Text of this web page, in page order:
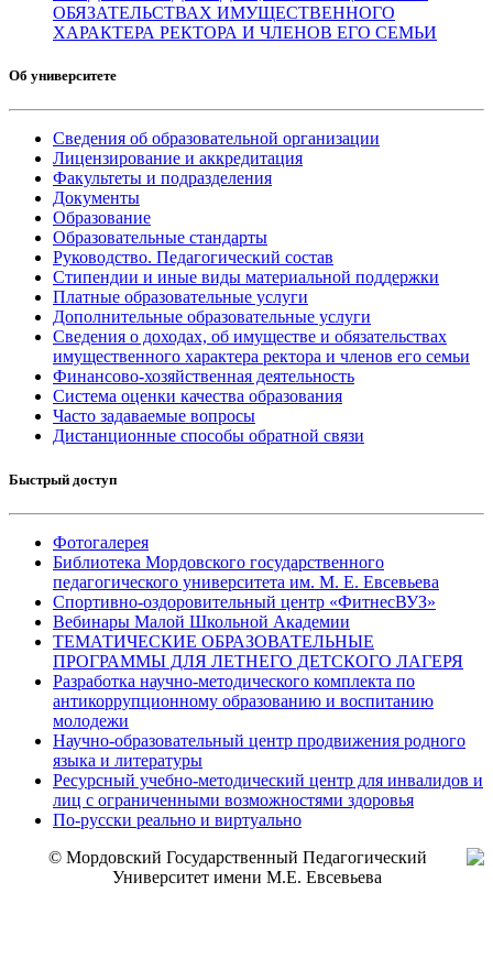
ОБЯЗАТЕЛЬСТВАХ ИМУЩЕСТВЕННОГО
ХАРАКТЕРА РЕКТОРА И ЧЛЕНОВ ЕГО СЕМЬИ
Об университете
Сведения об образовательной организации
Лицензирование и аккредитация
Факультеты и подразделения
Документы
Образование
Образовательные стандарты
Руководство. Педагогический состав
Стипендии и иные виды материальной поддержки
Платные образовательные услуги
Дополнительные образовательные услуги
Сведения о доходах, об имуществе и обязательствах
имущественного характера ректора и членов его семьи
Финансово-хозяйственная деятельность
Система оценки качества образования
Часто задаваемые вопросы
Дистанционные способы обратной связи
Быстрый доступ
Фотогалерея
Библиотека Мордовского государственного
педагогического университета им. М. Е. Евсевьева
Спортивно-оздоровительный центр «ФитнесВУЗ»
Вебинары Малой Школьной Академии
ТЕМАТИЧЕСКИЕ ОБРАЗОВАТЕЛЬНЫЕ
ПРОГРАММЫ ДЛЯ ЛЕТНЕГО ДЕТСКОГО ЛАГЕРЯ
Разработка научно-методического комплекта по
антикоррупционному образованию и воспитанию
молодежи
Научно-образовательный центр продвижения родного
языка и литературы
Ресурсный учебно-методический центр для инвалидов и
лиц с ограниченными возможностями здоровья
По-русски реально и виртуально
© Мордовский Государственный Педагогический
Университет имени М.Е. Евсевьева